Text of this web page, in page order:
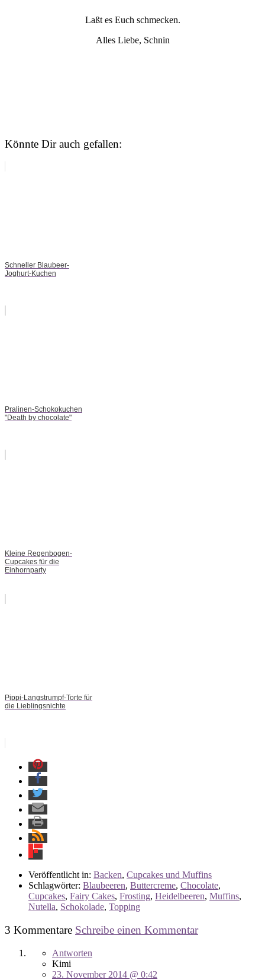
Laßt es Euch schmecken.
Alles Liebe, Schnin
Könnte Dir auch gefallen:
Schneller Blaubeer-
Joghurt-Kuchen
Pralinen-Schokokuchen
"Death by chocolate"
Kleine Regenbogen-
Cupcakes für die
Einhornparty
Pippi-Langstrumpf-Torte für
die Lieblingsnichte
Veröffentlicht in: Backen, Cupcakes und Muffins
Schlagwörter: Blaubeeren, Buttercreme, Chocolate,
Cupcakes, Fairy Cakes, Frosting, Heidelbeeren, Muffins,
Nutella, Schokolade, Topping
3 Kommentare Schreibe einen Kommentar
Antworten
Kimi
23. November 2014 @ 0:42